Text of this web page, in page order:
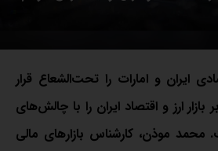
ایران و امارات را تحت‌الشعاع قرار
ارز و اقتصاد ایران را با چالش‌های
محمد موذن، کارشناس بازارهای مالی